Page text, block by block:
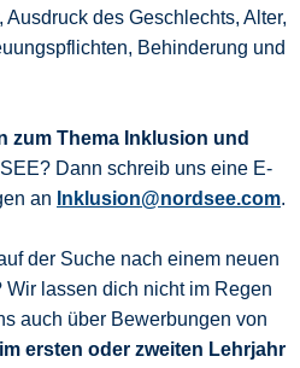
des Geschlechts, Alter,
Behinderung und
zum Thema Inklusion und
Dann schreib uns eine E-
an Inklusion@nordsee.com.
der Suche nach einem neuen
lassen dich nicht im Regen
auch über Bewerbungen von
ersten oder zweiten Lehrjahr